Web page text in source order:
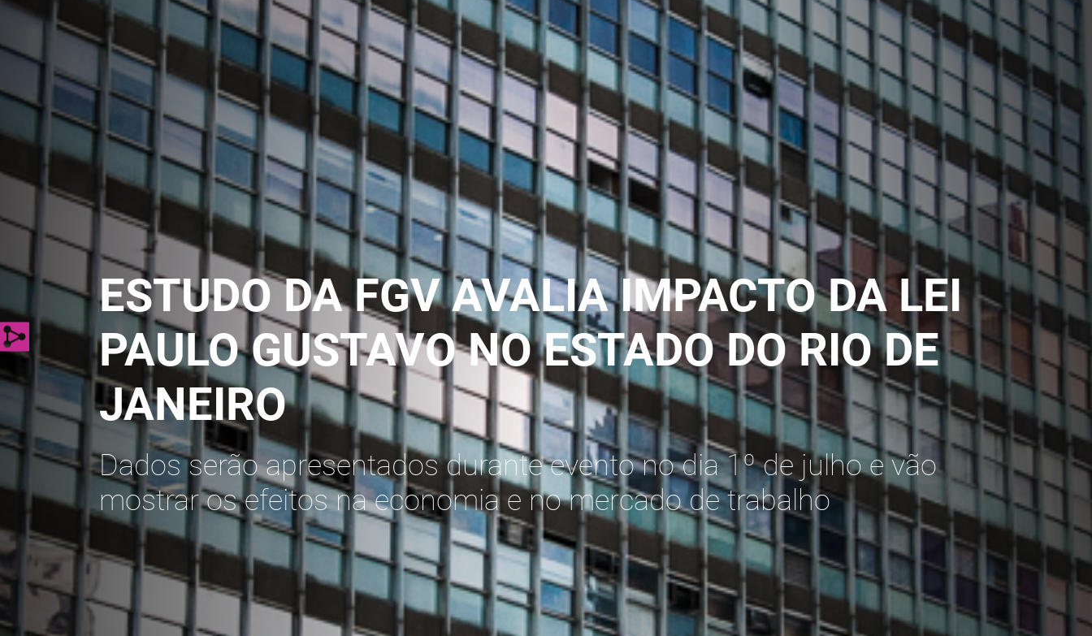
ESTUDO DA FGV AVALIA IMPACTO DA LEI
PAULO GUSTAVO NO ESTADO DO RIO DE
JANEIRO
Dados serão apresentados durante evento no dia 1º de julho e vão
mostrar os efeitos na economia e no mercado de trabalho